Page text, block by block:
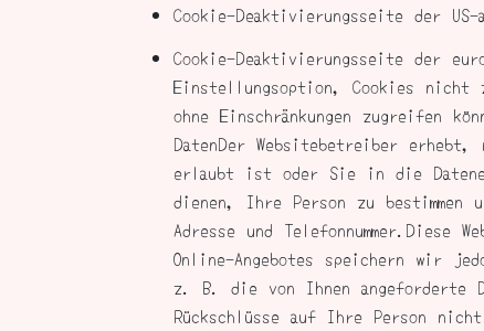
Cookie-Deaktivierungsseite der
Cookie-Deaktivierungsseite der
Einstellungsoption, Cookies
ohne Einschränkungen zugreifen
DatenDer Websitebetreiber
erlaubt ist oder Sie in die
dienen, Ihre Person zu
Adresse und Telefonnummer.Diese
Online-Angebotes speichern wir
z. B. die von Ihnen angeforderte
Rückschlüsse auf Ihre Person